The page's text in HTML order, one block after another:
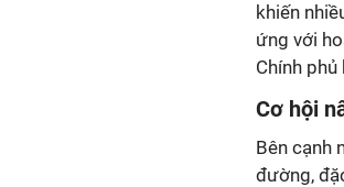
khiến
ứng với
Chính
Cơ hội
Bên cạnh
đường,